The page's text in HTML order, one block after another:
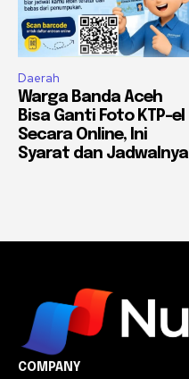
Daerah
Warga Banda Aceh
Bisa Ganti Foto KTP-el
Secara Online, Ini
Syarat dan Jadwalnya
COMPANY